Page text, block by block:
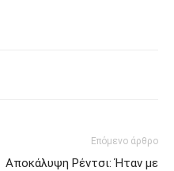
Επόμενο άρθρο
Αποκάλυψη Ρέντσι: Ήταν με